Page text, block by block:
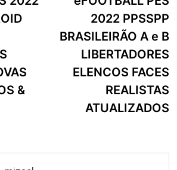
&
2022 PPSSPP
BRASILEIRÃO A e B
LIBERTADORES
ELENCOS FACES
REALISTAS
ATUALIZADOS